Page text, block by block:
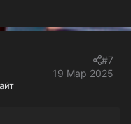
19 Мар 2025
#7